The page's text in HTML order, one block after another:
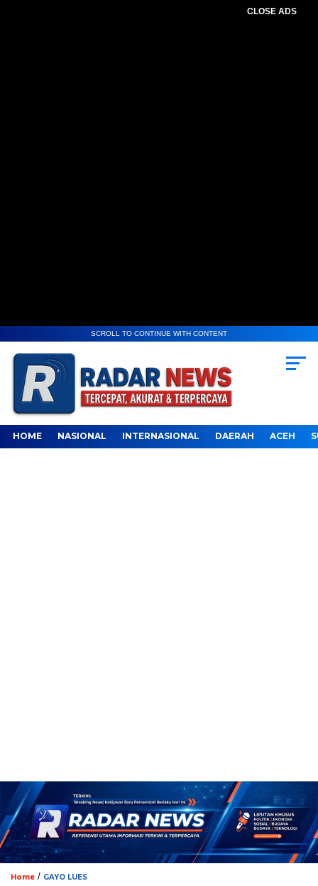
CLOSE ADS
SCROLL TO CONTINUE WITH CONTENT
HOME NASIONAL INTERNASIONAL DAERAH ACEH
Home / GAYO LUES